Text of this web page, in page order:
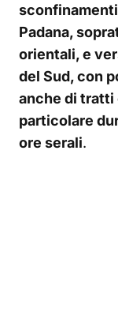
Padana,
orientali, e
del Sud, con
anche di
particolare
ore serali.